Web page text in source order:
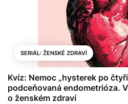
SERIÁL: ŽENSKÉ ZDRAVÍ
Kvíz: Nemoc „hysterek po
podceňovaná endometrióza.
o ženském zdraví